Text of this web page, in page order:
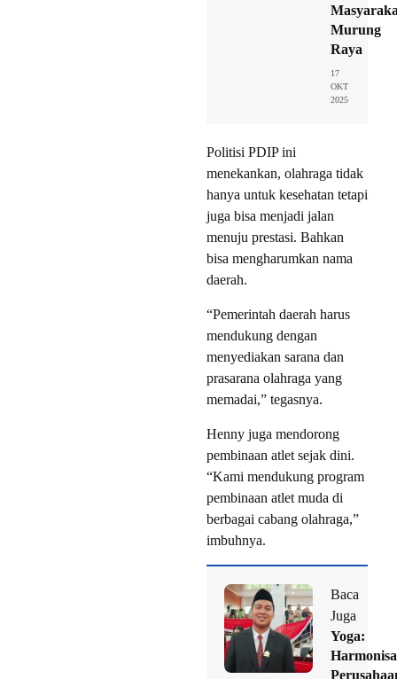
Murung
Raya
17
OKT
2025
Politisi PDIP ini
menekankan, olahraga tidak
hanya untuk kesehatan tetapi
juga bisa menjadi jalan
menuju prestasi. Bahkan
bisa mengharumkan nama
daerah.
“Pemerintah daerah harus
mendukung dengan
menyediakan sarana dan
prasarana olahraga yang
memadai,” tegasnya.
Henny juga mendorong
pembinaan atlet sejak dini.
“Kami mendukung program
pembinaan atlet muda di
berbagai cabang olahraga,”
imbuhnya.
Baca
Juga
Yoga: